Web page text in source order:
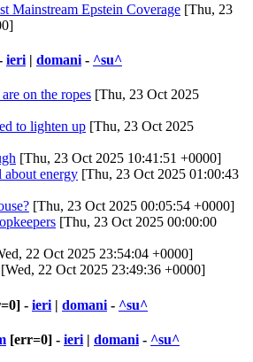
Mainstream Epstein Coverage [Thu, 23
ieri | domani - ^su^
on the ropes [Thu, 23 Oct 2025
to lighten up [Thu, 23 Oct 2025
[Thu, 23 Oct 2025 10:41:51 +0000]
energy [Thu, 23 Oct 2025 01:00:43
[Thu, 23 Oct 2025 00:05:54 +0000]
[Thu, 23 Oct 2025 00:00:00
22 Oct 2025 23:54:04 +0000]
[Wed, 22 Oct 2025 23:49:36 +0000]
- ieri | domani - ^su^
[err=0] - ieri | domani - ^su^